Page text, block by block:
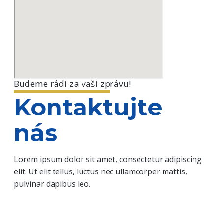
Budeme rádi za vaši zprávu!
Kontaktujte
nás
Lorem ipsum dolor sit amet, consectetur adipiscing
elit. Ut elit tellus, luctus nec ullamcorper mattis,
pulvinar dapibus leo.